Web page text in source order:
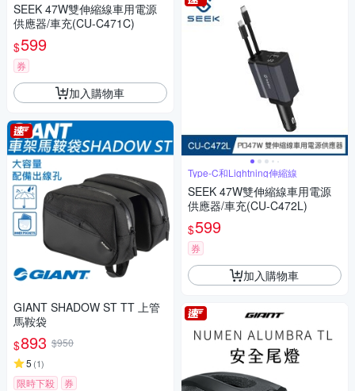
SEEK 47W雙伸縮線車用電源
供應器/車充(CU-C471C)
$599
券
加入購物車
GIANT SHADOW ST TT 上管
馬鞍袋
$893 $950
5 (1)
限時下殺 券
Type-C和Lightning伸縮線
SEEK 47W雙伸縮線車用電源
供應器/車充(CU-C472L)
$599
券
加入購物車